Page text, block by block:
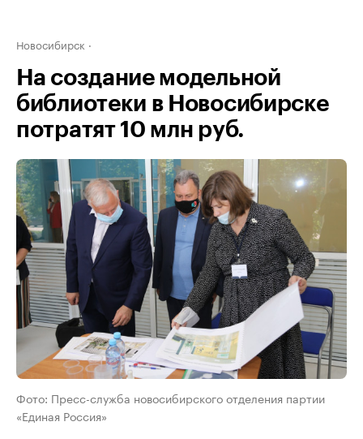
Новосибирск
На создание модельной
библиотеки в Новосибирске
потратят 10 млн руб.
Фото: Пресс-служба новосибирского отделения партии
«Единая Россия»